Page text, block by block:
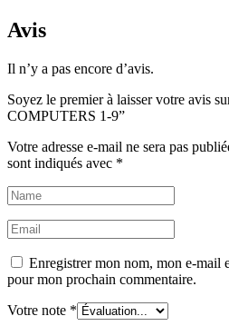
Avis
Il n’y a pas encore d’avis.
Soyez le premier à laisser votre avis
COMPUTERS 1-9”
Votre adresse e-mail ne sera pas
sont indiqués avec *
Enregistrer mon nom, mon e-mail
pour mon prochain commentaire.
Votre note *